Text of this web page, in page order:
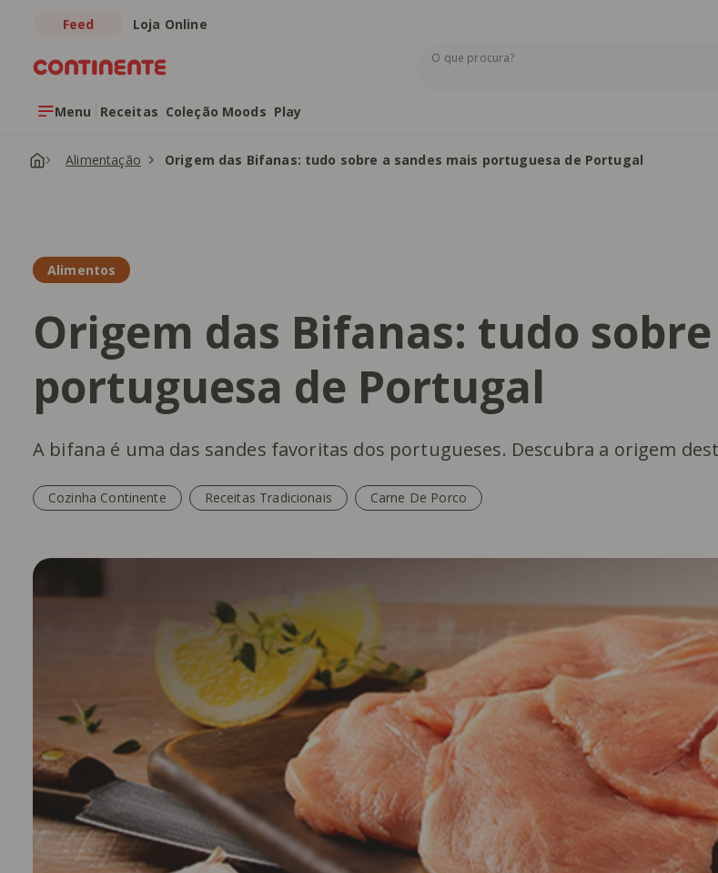
Saltar para o conteúdo principal
Feed Loja Online
Os resultados da pesquisa serão exibidos
O que procura?
Menu Receitas Coleção Moods Play
Alimentação Origem das Bifanas: tudo sobre a sandes mais portuguesa de Portugal
Alimentos
Origem das Bifanas: tudo
portuguesa de Portugal
A bifana é uma das sandes favoritas dos portugueses. Descubra a origem
Cozinha Continente Receitas Tradicionais Carne De Porco